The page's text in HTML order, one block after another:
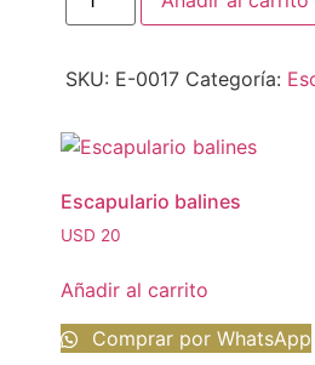
SKU: E-0017 Categoría:
Escapulario balines
USD 20
Añadir al carrito
Comprar por WhatsApp